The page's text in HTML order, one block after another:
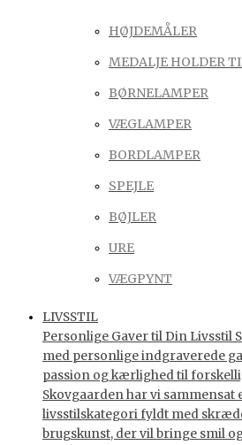
HØJDEMÅLER
MEDALJE HOLDER
BØRNELAMPER
VÆGLAMPER
BORDLAMPER
SPEJLE
BØJLER
URE
VÆGPYNT
LIVSSTIL
Personlige Gaver til Din Livsstil
med personlige indgraverede
passion og kærlighed til
Skovgaarden har vi sammensat
livsstilskategori fyldt med
brugskunst, der vil bringe smil